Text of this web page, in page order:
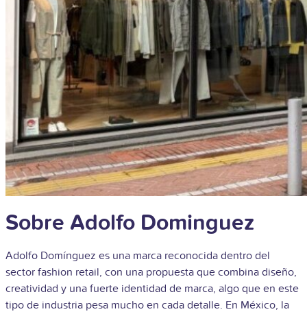
Sobre Adolfo Dominguez
Adolfo Domínguez es una marca reconocida dentro del
sector fashion retail, con una propuesta que combina diseño,
creatividad y una fuerte identidad de marca, algo que en este
tipo de industria pesa mucho en cada detalle. En México, la